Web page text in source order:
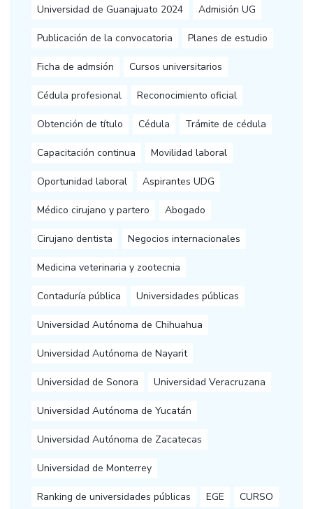
Universidad de Guanajuato 2024 Admisión UG
Publicación de la convocatoria Planes de estudio
Ficha de admsión Cursos universitarios
Cédula profesional Reconocimiento oficial
Obtención de título Cédula Trámite de cédula
Capacitación continua Movilidad laboral
Oportunidad laboral Aspirantes UDG
Médico cirujano y partero Abogado
Cirujano dentista Negocios internacionales
Medicina veterinaria y zootecnia
Contaduría pública Universidades públicas
Universidad Autónoma de Chihuahua
Universidad Autónoma de Nayarit
Universidad de Sonora Universidad Veracruzana
Universidad Autónoma de Yucatán
Universidad Autónoma de Zacatecas
Universidad de Monterrey
Ranking de universidades públicas EGE CURSO